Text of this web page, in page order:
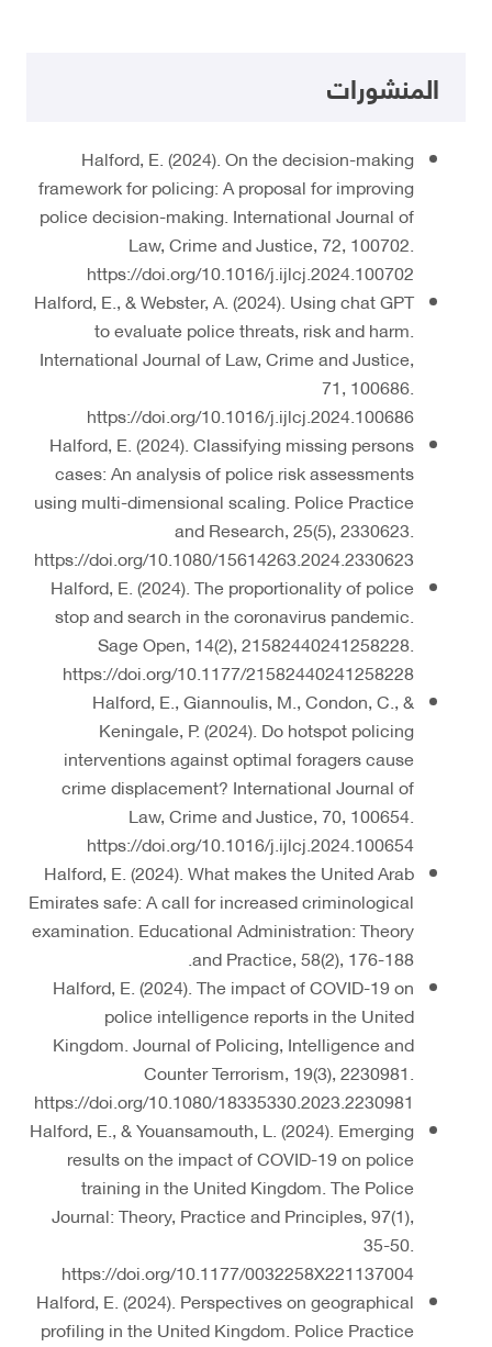
المنشورات
Halford, E. (2024). On the decision-making
framework for policing: A proposal for improving
police decision-making. International Journal of
Law, Crime and Justice, 72, 100702.
https://doi.org/10.1016/j.ijlcj.2024.100702
Halford, E., & Webster, A. (2024). Using chat GPT
to evaluate police threats, risk and harm.
International Journal of Law, Crime and Justice,
71, 100686.
https://doi.org/10.1016/j.ijlcj.2024.100686
Halford, E. (2024). Classifying missing persons
cases: An analysis of police risk assessments
using multi-dimensional scaling. Police Practice
and Research, 25(5), 2330623.
https://doi.org/10.1080/15614263.2024.2330623
Halford, E. (2024). The proportionality of police
stop and search in the coronavirus pandemic.
Sage Open, 14(2), 21582440241258228.
https://doi.org/10.1177/21582440241258228
Halford, E., Giannoulis, M., Condon, C., &
Keningale, P. (2024). Do hotspot policing
interventions against optimal foragers cause
crime displacement? International Journal of
Law, Crime and Justice, 70, 100654.
https://doi.org/10.1016/j.ijlcj.2024.100654
Halford, E. (2024). What makes the United Arab
Emirates safe: A call for increased criminological
examination. Educational Administration: Theory
and Practice, 58(2), 176-188.
Halford, E. (2024). The impact of COVID-19 on
police intelligence reports in the United
Kingdom. Journal of Policing, Intelligence and
Counter Terrorism, 19(3), 2230981.
https://doi.org/10.1080/18335330.2023.2230981
Halford, E., & Youansamouth, L. (2024). Emerging
results on the impact of COVID-19 on police
training in the United Kingdom. The Police
Journal: Theory, Practice and Principles, 97(1),
35-50.
https://doi.org/10.1177/0032258X221137004
Halford, E. (2024). Perspectives on geographical
profiling in the United Kingdom. Police Practice